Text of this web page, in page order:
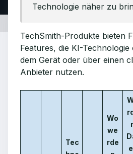
Technologie näher zu
TechSmith-Produkte bieten
Features, die KI-
dem Gerät oder über einen
Anbieter nutzen.
Tec
Wo
we
rde